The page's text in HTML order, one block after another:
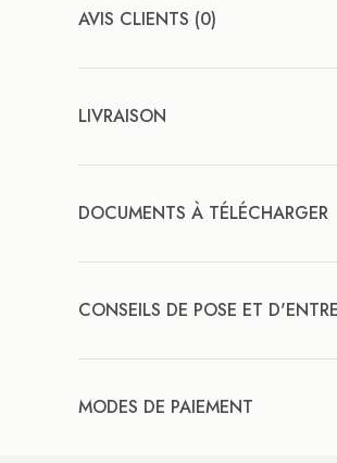
AVIS CLIENTS (0)
LIVRAISON
DOCUMENTS À TÉLÉCHARGER
CONSEILS DE POSE ET
MODES DE PAIEMENT